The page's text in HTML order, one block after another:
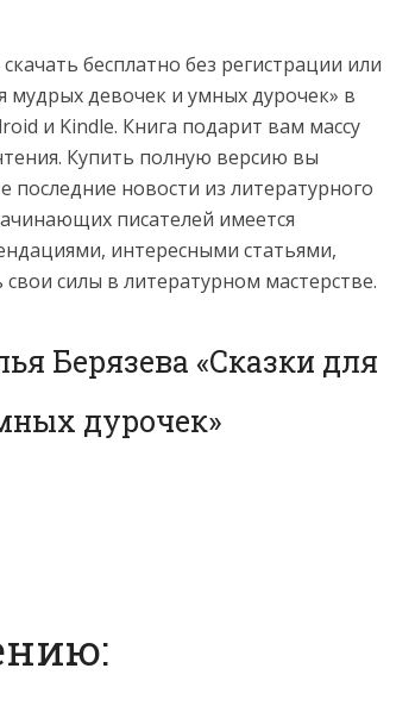
бесплатно без регистрации или
мудрых девочек и умных дурочек» в
и Kindle. Книга подарит вам массу
Купить полную версию вы
новости из литературного
писателей имеется
интересными статьями,
силы в литературном мастерстве.
Берязева «Cказки для
дурочек»